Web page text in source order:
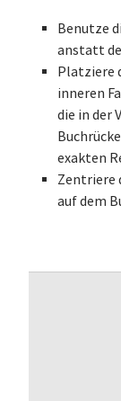
Benutze
anstatt
Platziere
inneren
die in der
exakten
Zentriere
auf dem